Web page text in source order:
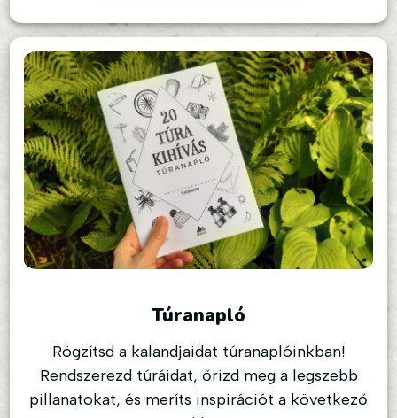
Túranapló
Rögzítsd a kalandjaidat túranaplóinkban!
Rendszerezd túráidat, őrizd meg a legszebb
pillanatokat, és meríts inspirációt a következő